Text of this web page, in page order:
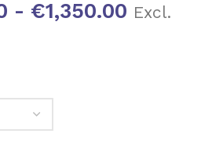
- €1,350.00 Excl.